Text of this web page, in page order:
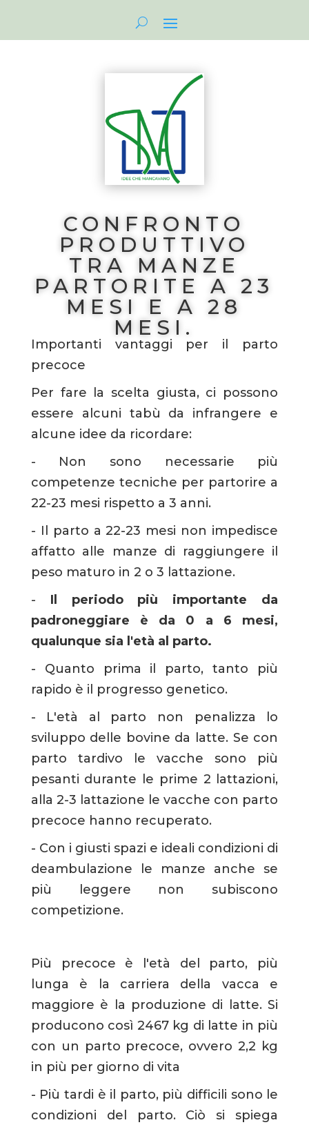
CONFRONTO
PRODUTTIVO
TRA MANZE
PARTORITE A 23
MESI E A 28
MESI.
Importanti vantaggi per il parto
precoce
Per fare la scelta giusta, ci possono
essere alcuni tabù da infrangere e
alcune idee da ricordare:
- Non sono necessarie più
competenze tecniche per partorire a
22-23 mesi rispetto a 3 anni.
- Il parto a 22-23 mesi non impedisce
affatto alle manze di raggiungere il
peso maturo in 2 o 3 lattazione.
- Il periodo più importante da
padroneggiare è da 0 a 6 mesi,
qualunque sia l'età al parto.
- Quanto prima il parto, tanto più
rapido è il progresso genetico.
- L'età al parto non penalizza lo
sviluppo delle bovine da latte. Se con
parto tardivo le vacche sono più
pesanti durante le prime 2 lattazioni,
alla 2-3 lattazione le vacche con parto
precoce hanno recuperato.
- Con i giusti spazi e ideali condizioni di
deambulazione le manze anche se
più leggere non subiscono
competizione.
Più precoce è l'età del parto, più
lunga è la carriera della vacca e
maggiore è la produzione di latte. Si
producono così 2467 kg di latte in più
con un parto precoce, ovvero 2,2 kg
in più per giorno di vita
- Più tardi è il parto, più difficili sono le
condizioni del parto. Ciò si spiega